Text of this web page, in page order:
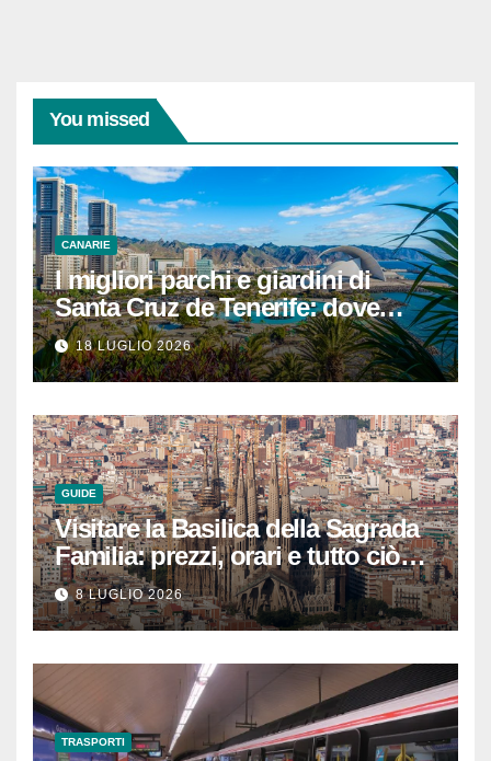
You missed
CANARIE
I migliori parchi e giardini di
Santa Cruz de Tenerife: dove
rilassarsi
18 LUGLIO 2026
GUIDE
Visitare la Basilica della Sagrada
Familia: prezzi, orari e tutto ciò
che devi sapere per
un’esperienza indimenticabile
8 LUGLIO 2026
TRASPORTI